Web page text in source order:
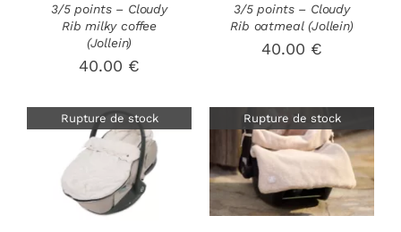
3/5 points – Cloudy
Rib milky coffee
(Jollein)
40.00 €
3/5 points – Cloudy
Rib oatmeal (Jollein)
40.00 €
Rupture de stock
DÉTAILS
Rupture de stock
DÉTAILS